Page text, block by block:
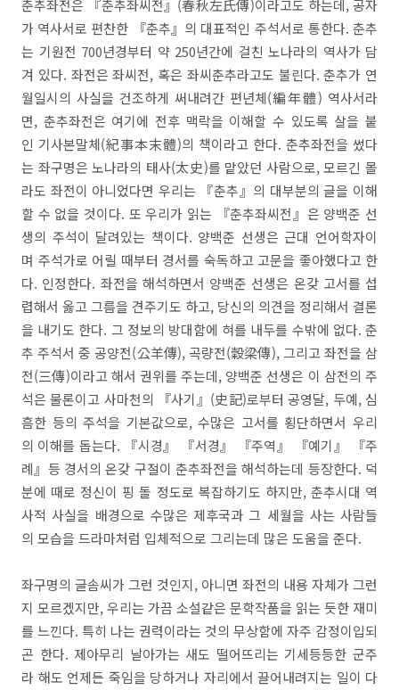
춘추좌전은 『춘추좌씨전』(春秋左氏傳)이라고도 하는데, 공자
가 역사서로 편찬한 『춘추』의 대표적인 주석서로 통한다. 춘추
는 기원전 700년경부터 약 250년간에 걸친 노나라의 역사가 담
겨 있다. 좌전은 좌씨전, 혹은 좌씨춘추라고도 불린다. 춘추가 연
월일시의 사실을 건조하게 써내려간 편년체(編年體) 역사서라
면, 춘추좌전은 여기에 전후 맥락을 이해할 수 있도록 살을 붙
인 기사본말체(紀事本末體)의 책이라고 한다. 춘추좌전을 썼다
는 좌구명은 노나라의 태사(太史)를 맡았던 사람으로, 모르긴 몰
라도 좌전이 아니었다면 우리는 『춘추』의 대부분의 글을 이해
할 수 없을 것이다. 또 우리가 읽는 『춘추좌씨전』은 양백준 선
생의 주석이 달려있는 책이다. 양백준 선생은 근대 언어학자이
며 주석가로 어릴 때부터 경서를 숙독하고 고문을 좋아했다고 한
다. 인정한다. 좌전을 해석하면서 양백준 선생은 온갖 고서를 섭
렵해서 옳고 그름을 견주기도 하고, 당신의 의견을 정리해서 결론
을 내기도 한다. 그 정보의 방대함에 혀를 내두를 수밖에 없다. 춘
추 주석서 중 공양전(公羊傳), 곡량전(穀梁傳), 그리고 좌전을 삼
전(三傳)이라고 해서 권위를 주는데, 양백준 선생은 이 삼전의 주
석은 물론이고 사마천의 『사기』(史記)로부터 공영달, 두예, 심
흠한 등의 주석을 기본값으로, 수많은 고서를 횡단하면서 우리
의 이해를 돕는다. 『시경』 『서경』 『주역』 『예기』 『주
례』등 경서의 온갖 구절이 춘추좌전을 해석하는데 등장한다. 덕
분에 때로 정신이 핑 돌 정도로 복잡하기도 하지만, 춘추시대 역
사적 사실을 배경으로 수많은 제후국과 그 세월을 사는 사람들
의 모습을 드라마처럼 입체적으로 그리는데 많은 도움을 준다.
좌구명의 글솜씨가 그런 것인지, 아니면 좌전의 내용 자체가 그런
지 모르겠지만, 우리는 가끔 소설같은 문학작품을 읽는 듯한 재미
를 느낀다. 특히 나는 권력이라는 것의 무상함에 자주 감정이입되
곤 한다. 제아무리 날아가는 새도 떨어뜨리는 기세등등한 군주
라 해도 언제든 죽임을 당하거나 자리에서 끌어내려지는 일이 다